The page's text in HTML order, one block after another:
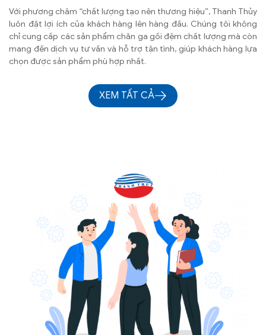
Với phương châm “chất lượng tạo nên thương hiệu”, Thanh Thủy
luôn đặt lợi ích của khách hàng lên hàng đầu. Chúng tôi không
chỉ cung cấp các sản phẩm chăn ga gối đệm chất lượng mà còn
mang đến dịch vụ tư vấn và hỗ trợ tận tình, giúp khách hàng lựa
chọn được sản phẩm phù hợp nhất.
XEM TẤT CẢ